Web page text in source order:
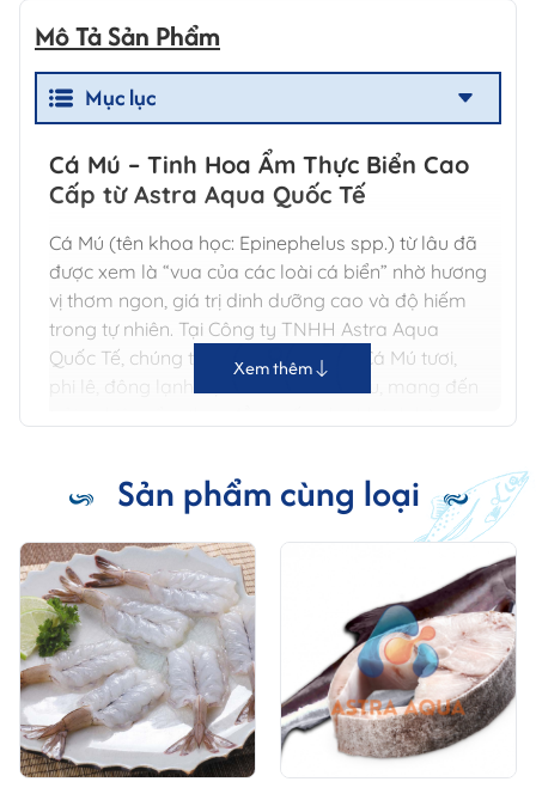
Mô Tả Sản Phẩm
Mục lục
Cá Mú – Tinh Hoa Ẩm Thực Biển Cao
Cấp từ Astra Aqua Quốc Tế
Cá Mú (tên khoa học: Epinephelus spp.) từ lâu đã
được xem là “vua của các loài cá biển” nhờ hương
vị thơm ngon, giá trị dinh dưỡng cao và độ hiếm
trong tự nhiên. Tại Công ty TNHH Astra Aqua
Quốc Tế, chúng tôi tự hào cung cấp Cá Mú tươi,
phi lê, đông lạnh đạt chuẩn xuất khẩu, mang đến
Xem thêm
Sản phẩm cùng loại